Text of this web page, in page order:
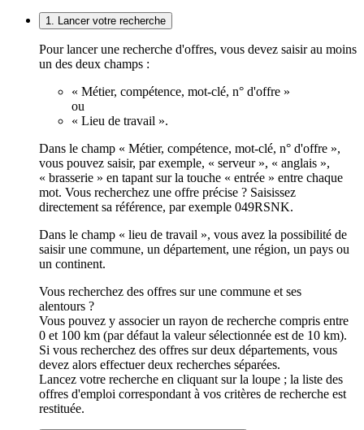
1. Lancer votre recherche
Pour lancer une recherche d'offres, vous devez saisir au moins
un des deux champs :
« Métier, compétence, mot-clé, n° d'offre »
ou
« Lieu de travail ».
Dans le champ « Métier, compétence, mot-clé, n° d'offre »,
vous pouvez saisir, par exemple, « serveur », « anglais »,
« brasserie » en tapant sur la touche « entrée » entre chaque
mot. Vous recherchez une offre précise ? Saisissez
directement sa référence, par exemple 049RSNK.
Dans le champ « lieu de travail », vous avez la possibilité de
saisir une commune, un département, une région, un pays ou
un continent.
Vous recherchez des offres sur une commune et ses
alentours ?
Vous pouvez y associer un rayon de recherche compris entre
0 et 100 km (par défaut la valeur sélectionnée est de 10 km).
Si vous recherchez des offres sur deux départements, vous
devez alors effectuer deux recherches séparées.
Lancez votre recherche en cliquant sur la loupe ; la liste des
offres d'emploi correspondant à vos critères de recherche est
restituée.